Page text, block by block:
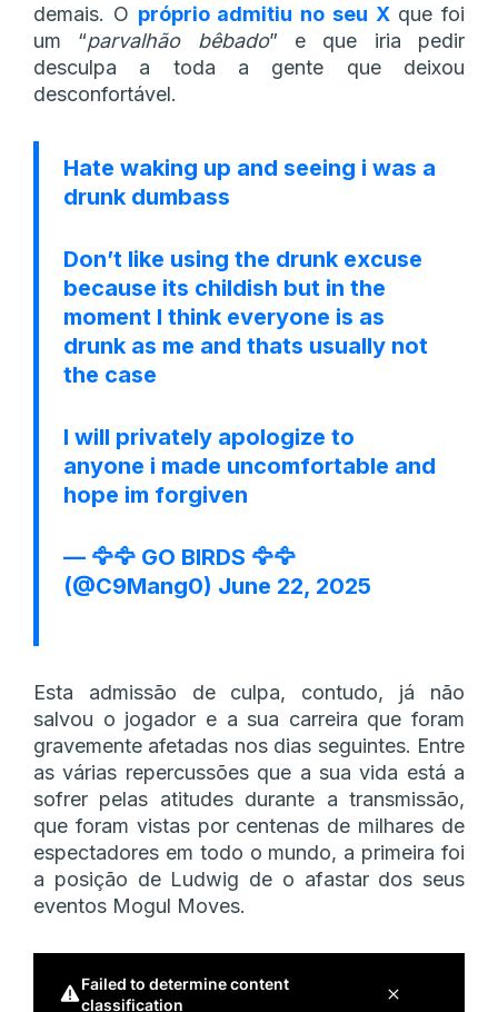
demais. O próprio admitiu no seu Xque foi
um “parvalhão bêbado” e que iria pedir
desculpa a toda a gente que deixou
desconfortável.
Hate waking up and seeing i was a
drunk dumbass
Don’t like using the drunk excuse
because its childish but in the
moment I think everyone is as
drunk as me and thats usually not
the case
I will privately apologize to
anyone i made uncomfortable and
hope im forgiven
— 🦅🦅 GO BIRDS 🦅🦅
(@C9Mang0) June 22, 2025
Esta admissão de culpa, contudo, já não
salvou o jogador e a sua carreira que foram
gravemente afetadas nos dias seguintes. Entre
as várias repercussões que a sua vida está a
sofrer pelas atitudes durante a transmissão,
que foram vistas por centenas de milhares de
espectadores em todo o mundo, a primeira foi
a posição de Ludwig de o afastar dos seus
eventos Mogul Moves.